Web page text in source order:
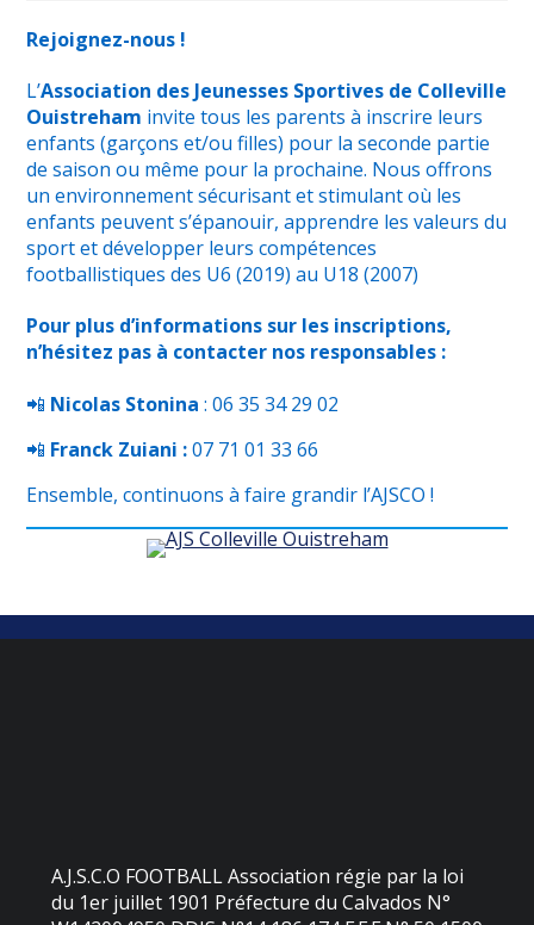
Rejoignez-nous !
L’Association des Jeunesses Sportives de Colleville
Ouistreham invite tous les parents à inscrire leurs
enfants (garçons et/ou filles) pour la seconde partie
de saison ou même pour la prochaine. Nous offrons
un environnement sécurisant et stimulant où les
enfants peuvent s’épanouir, apprendre les valeurs du
sport et développer leurs compétences
footballistiques des U6 (2019) au U18 (2007)
Pour plus d’informations sur les inscriptions,
n’hésitez pas à contacter nos responsables :
📲 Nicolas Stonina : 06 35 34 29 02
📲 Franck Zuiani : ‪07 71 01 33 66
Ensemble, continuons à faire grandir l’AJSCO !
A.J.S.C.O FOOTBALL Association régie par la loi
du 1er juillet 1901 Préfecture du Calvados N°